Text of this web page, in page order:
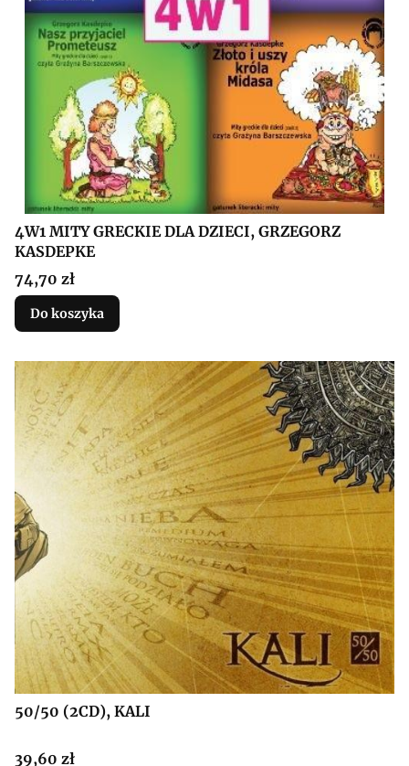
4W1 MITY GRECKIE DLA DZIECI, GRZEGORZ
KASDEPKE
Cena
74,70 zł
Do koszyka
50/50 (2CD), KALI
Cena
39,60 zł